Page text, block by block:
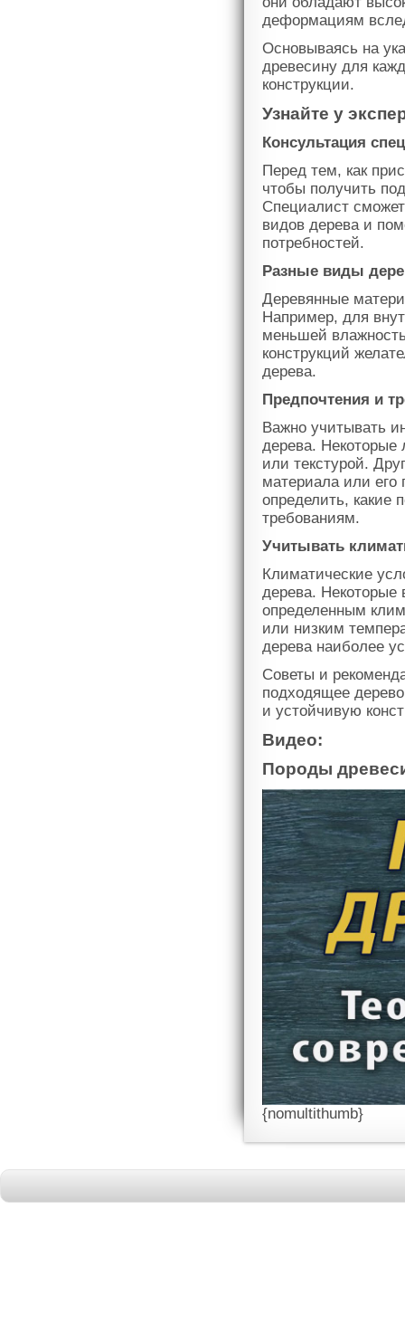
деформациям
Основываясь на
древесину для
конструкции.
Узнайте у
Консультация
Перед тем, как
чтобы получить
Специалист
видов дерева и
потребностей.
Разные виды
Деревянные
Например, для
меньшей
конструкций
дерева.
Предпочтения и
Важно учитывать
дерева. Некоторые
или текстурой.
материала или
определить, какие
требованиям.
Учитывать
Климатические
дерева.
определенным
или низким
дерева наиболее
Советы и
подходящее
и устойчивую
Видео:
Породы
{nomultithumb}